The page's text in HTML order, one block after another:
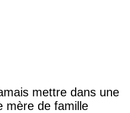
mettre dans une
mère de famille